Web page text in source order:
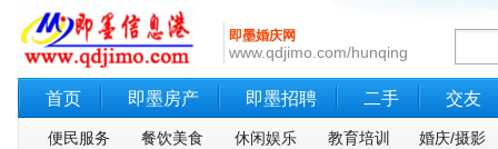
即墨婚庆网
www.qdjimo.com/hunqing
首页 即墨房产 即墨招聘 二手 交友
便民服务 餐饮美食 休闲娱乐 教育培训 婚庆/摄影